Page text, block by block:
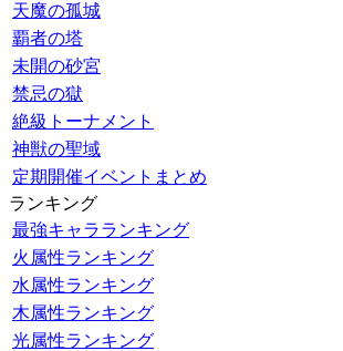
天魔の孤城
覇者の塔
未開の砂宮
禁忌の獄
絶級トーナメント
神獣の聖域
定期開催イベントまとめ
ランキング
最強キャラランキング
火属性ランキング
水属性ランキング
木属性ランキング
光属性ランキング